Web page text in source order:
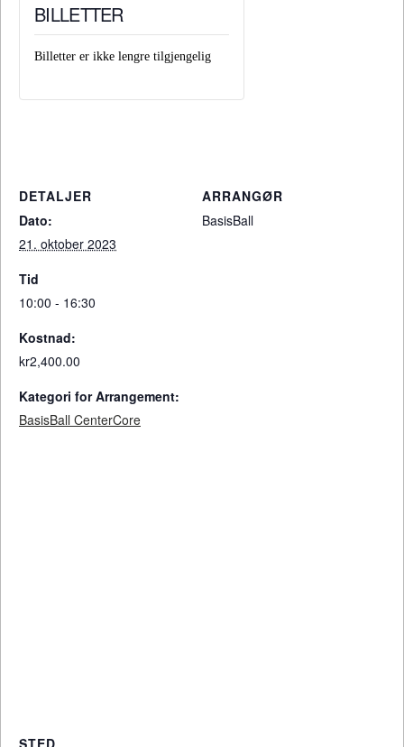
DETALJER
Dato:
21. oktober 2023
Tid
10:00 - 16:30
Kostnad:
kr2,400.00
Kategori for Arrangement:
BasisBall CenterCore
ARRANGØR
BasisBall
STED
BILLETTER
Billetter er ikke lengre tilgjengelig